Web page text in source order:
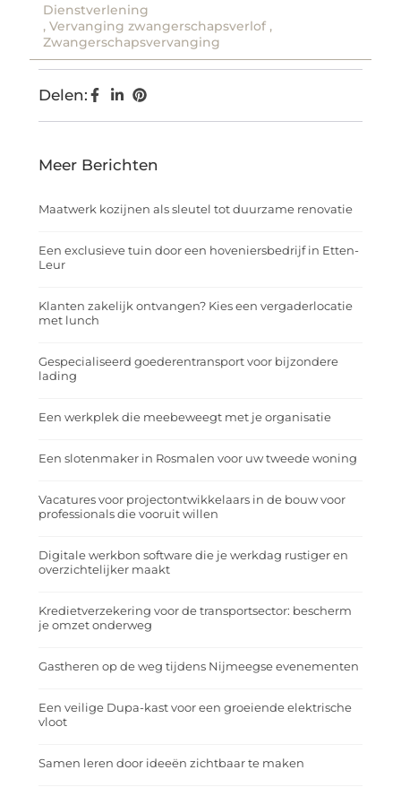
Dienstverlening
, Vervanging zwangerschapsverlof ,
Zwangerschapsvervanging
Delen:
Meer Berichten
Maatwerk kozijnen als sleutel tot duurzame renovatie
Een exclusieve tuin door een hoveniersbedrijf in Etten-
Leur
Klanten zakelijk ontvangen? Kies een vergaderlocatie
met lunch
Gespecialiseerd goederentransport voor bijzondere
lading
Een werkplek die meebeweegt met je organisatie
Een slotenmaker in Rosmalen voor uw tweede woning
Vacatures voor projectontwikkelaars in de bouw voor
professionals die vooruit willen
Digitale werkbon software die je werkdag rustiger en
overzichtelijker maakt
Kredietverzekering voor de transportsector: bescherm
je omzet onderweg
Gastheren op de weg tijdens Nijmeegse evenementen
Een veilige Dupa-kast voor een groeiende elektrische
vloot
Samen leren door ideeën zichtbaar te maken